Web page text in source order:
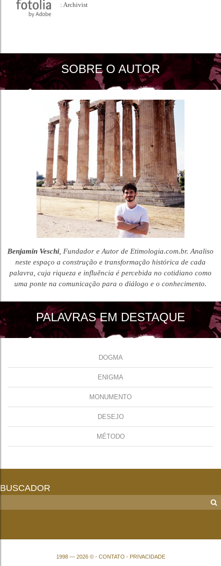
: Archivist
SOBRE O AUTOR
Benjamin Veschi , Fundador e Autor de Etimologia.com.br. Analiso
neste espaço a construção e transformação histórica de cada
palavra, cuja riqueza e influência é percebida no cotidiano como
uma ponte na comunicação para o diálogo e o conhecimento.
PALAVRAS EM DESTAQUE
DOGMA
ENIGMA
MONUMENTO
DESEJO
MÉTODO
BUSCADOR
1998 — 2026 © - CONTATO - PRIVACIDADE